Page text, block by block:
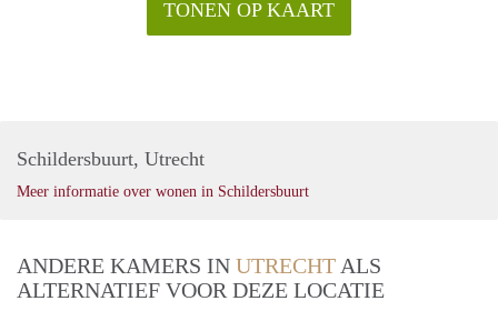
TONEN OP KAART
Schildersbuurt, Utrecht
Meer informatie over wonen in Schildersbuurt
ANDERE KAMERS IN UTRECHT ALS
ALTERNATIEF VOOR DEZE LOCATIE